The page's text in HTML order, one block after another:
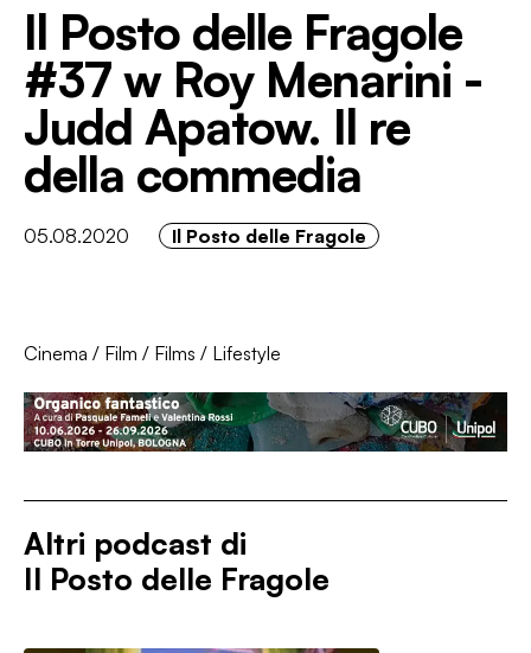
Il Posto delle Fragole
#37 w Roy Menarini -
Judd Apatow. Il re
della commedia
05.08.2020 Il Posto delle Fragole
Cinema / Film / Films / Lifestyle
Altri podcast di
Il Posto delle Fragole